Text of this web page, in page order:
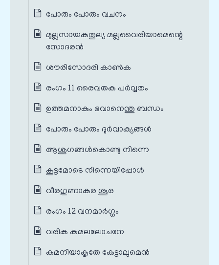
പോരും പോരും വചനം
മുല്ലസായകതുല്യ മല്ലവൈരിയാമെന്റെ
സോദരൻ
ശൗരിസോദരി കാൺക
രംഗം 11 രൈവതക പർവ്വതം
ഉത്തമനാകും ഭവാനെന്തു ബന്ധം
പോരും പോരും ദുർവാക്യങ്ങൾ
ആശുഗങ്ങൾകൊണ്ടു നിന്നെ
കൂട്ടമോടെ നിന്നെയിപ്പോൾ
വീരഗുണാകര ശൂര
രംഗം 12 വനമാർഗ്ഗം
വരിക കമലലോചനേ
കമനീയാകൃതേ കേട്ടാലുമെൻ